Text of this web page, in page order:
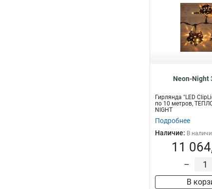
Neon-Night
Гирлянда "LED
по 10 метров,
NIGHT
Подробнее
Наличие: В
11
–
В